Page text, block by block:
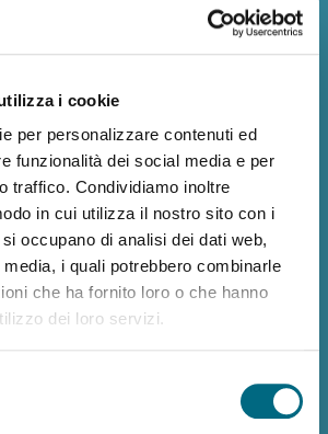
i cookie
per personalizzare contenuti ed
funzionalità dei social media e per
traffico. Condividiamo inoltre
in cui utilizza il nostro sito con i
occupano di analisi dei dati web,
i quali potrebbero combinarle
che ha fornito loro o che hanno
dei loro servizi.
visualizza gli orari e i servizi su
leggi di più
e abbonamenti